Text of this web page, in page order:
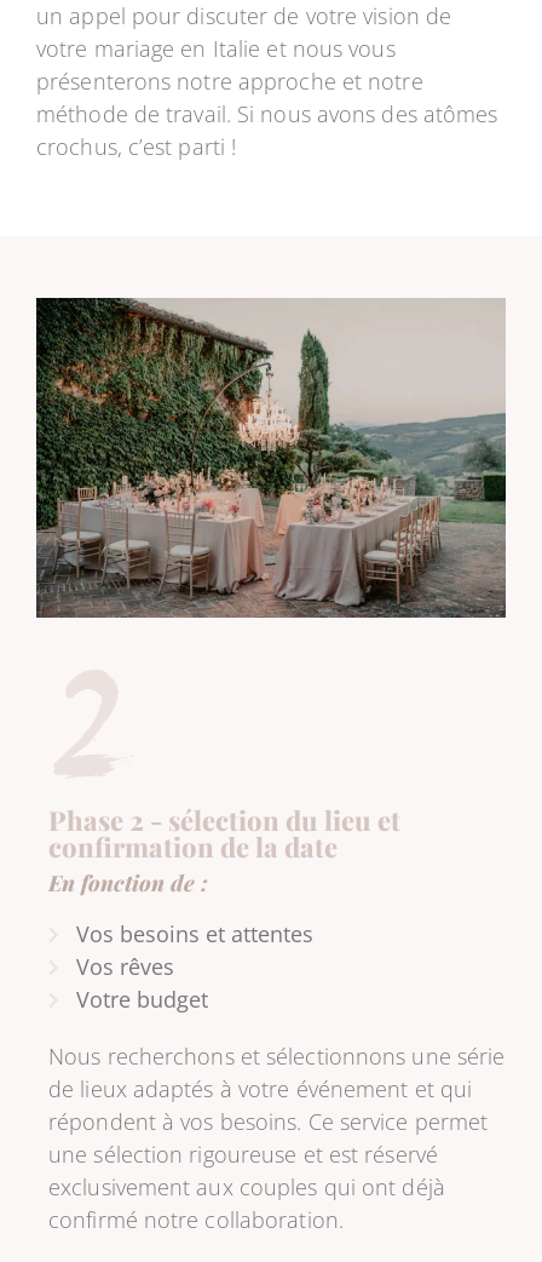
un appel pour discuter de votre vision de
votre mariage en Italie et nous vous
présenterons notre approche et notre
méthode de travail. Si nous avons des atômes
crochus, c’est parti !
Phase 2 - sélection du lieu et
confirmation de la date
En fonction de :
Vos besoins et attentes
Vos rêves
Votre budget
Nous recherchons et sélectionnons une série
de lieux adaptés à votre événement et qui
répondent à vos besoins. Ce service permet
une sélection rigoureuse et est réservé
exclusivement aux couples qui ont déjà
confirmé notre collaboration.